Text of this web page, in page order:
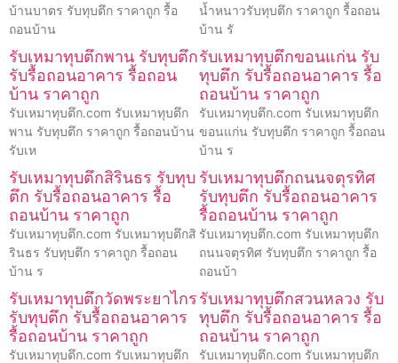
บ้านบาตร รับทุบตึก ราคาถูก รื้อ
ถอนบ้าน
น้ำหนาวรับทุบตึก ราคาถูก รื้อถอน
บ้าน รั
รับเหมาทุบตึกพาน รับทุบตึก
รับรื้อถอนอาคาร รื้อถอน
บ้าน ราคาถูก
รับเหมาทุบตึก.com รับเหมาทุบตึก
พาน รับทุบตึก ราคาถูก รื้อถอนบ้าน
รับเห
รับเหมาทุบตึกขอนแก่น รับ
ทุบตึก รับรื้อถอนอาคาร รื้อ
ถอนบ้าน ราคาถูก
รับเหมาทุบตึก.com รับเหมาทุบตึก
ขอนแก่น รับทุบตึก ราคาถูก รื้อถอน
บ้าน ร
รับเหมาทุบตึกสิรินธร รับทุบ
ตึก รับรื้อถอนอาคาร รื้อ
ถอนบ้าน ราคาถูก
รับเหมาทุบตึก.com รับเหมาทุบตึกสิ
รินธร รับทุบตึก ราคาถูก รื้อถอน
บ้าน ร
รับเหมาทุบตึกถนนจตุรทิศ
รับทุบตึก รับรื้อถอนอาคาร
รื้อถอนบ้าน ราคาถูก
รับเหมาทุบตึก.com รับเหมาทุบตึก
ถนนจตุรทิศ รับทุบตึก ราคาถูก รื้อ
ถอนบ้า
รับเหมาทุบตึกวัดพระยาไกร
รับทุบตึก รับรื้อถอนอาคาร
รื้อถอนบ้าน ราคาถูก
รับเหมาทุบตึก.com รับเหมาทุบตึก
รับเหมาทุบตึกสวนหลวง รับ
ทุบตึก รับรื้อถอนอาคาร รื้อ
ถอนบ้าน ราคาถูก
รับเหมาทุบตึก.com รับเหมาทุบตึก